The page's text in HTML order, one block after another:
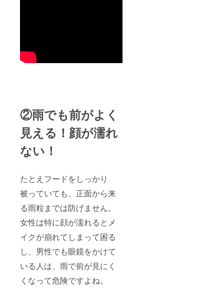
②雨でも前がよく
見える！顔が濡れ
ない！
たとえフードをしっかり
被っていても、正面から来
る雨粒までは防げません。
女性は特に顔が濡れるとメ
イクが崩れてしまって困る
し、男性でも眼鏡をかけて
いる人は、雨で前が見にく
くなって危険ですよね。